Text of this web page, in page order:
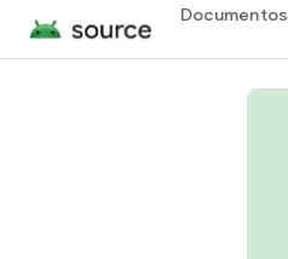
Documentos